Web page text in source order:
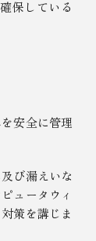
保している
安全に管理
び漏えいな
ュータウィ
策を講じま